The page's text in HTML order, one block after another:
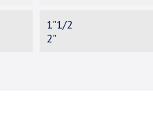
1"1/2
2"